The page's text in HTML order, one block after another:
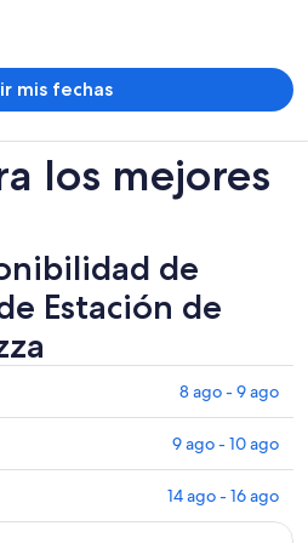
mis fechas
los mejores
de
Estación de
8 ago - 9 ago
9 ago - 10 ago
14 ago - 16 ago